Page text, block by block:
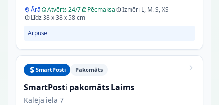
Ārā Atvērts 24/7 Pēcmaksa
Izmēri L, M, S, XS
Līdz 38 x 38 x 58 cm
Ārpusē
SmartPosti Pakomāts
SmartPosti pakomāts Laims
Kalēja iela 7